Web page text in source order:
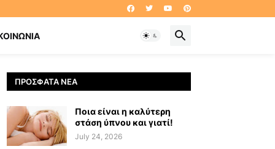
ΠΡΌΣΦΑΤΑ ΝΈΑ
Ποια είναι η καλύτερη
στάση ύπνου και γιατί!
July 24, 2026